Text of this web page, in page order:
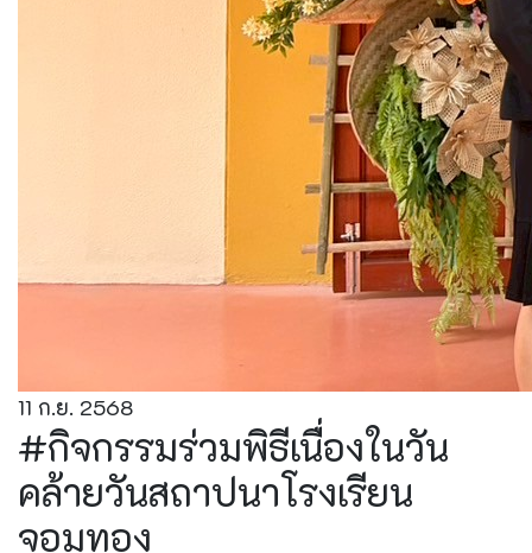
11 ก.ย. 2568
#กิจกรรมร่วมพิธีเนื่องในวัน
คล้ายวันสถาปนาโรงเรียน
จอมทอง